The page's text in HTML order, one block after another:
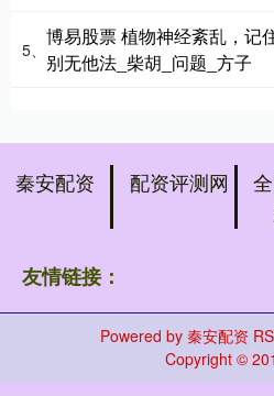
5、
博易股票 植物神经紊乱，记
别无他法_柴胡_问题_方子
秦安配资 配资评测网
友情链接：
Powered by 秦安配资
Copyright ©